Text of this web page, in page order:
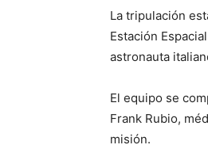
La tripulación
Estación
astronauta
El equipo se
Frank Rubio,
misión.